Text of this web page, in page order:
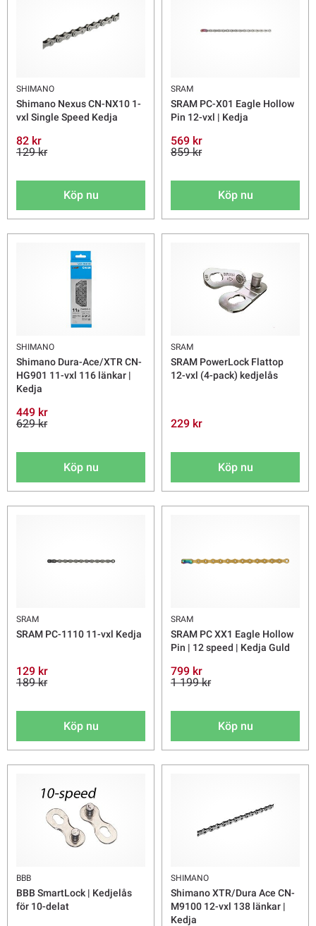
SHIMANO
Shimano Nexus CN-NX10 1-
vxl Single Speed Kedja
82 kr
129 kr
Köp nu
SRAM
SRAM PC-X01 Eagle Hollow
Pin 12-vxl | Kedja
569 kr
859 kr
Köp nu
SHIMANO
Shimano Dura-Ace/XTR CN-
HG901 11-vxl 116 länkar |
Kedja
449 kr
629 kr
Köp nu
SRAM
SRAM PowerLock Flattop
12-vxl (4-pack) kedjelås
229 kr
Köp nu
SRAM
SRAM PC-1110 11-vxl Kedja
129 kr
189 kr
Köp nu
SRAM
SRAM PC XX1 Eagle Hollow
Pin | 12 speed | Kedja Guld
799 kr
1 199 kr
Köp nu
BBB
BBB SmartLock | Kedjelås
för 10-delat
SHIMANO
Shimano XTR/Dura Ace CN-
M9100 12-vxl 138 länkar |
Kedja